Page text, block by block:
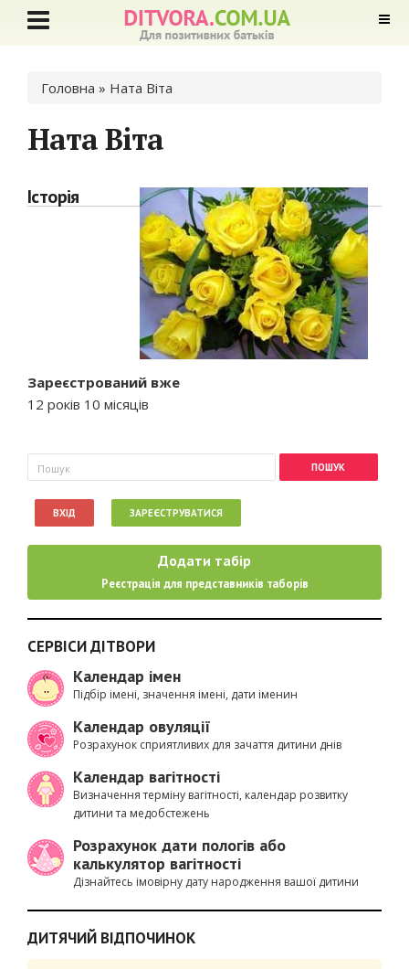
Ви є тут
Головна » Ната Віта
Ната Віта
Історія
Зареєстрований вже
12 років 10 місяців
Пошукова форма
Пошук
ВХІД ЗАРЕЄСТРУВАТИСЯ
Додати табір
Реєстрація для представників таборів
СЕРВІСИ ДІТВОРИ
Календар імен
Підбір імені, значення імені, дати іменин
Календар овуляції
Розрахунок сприятливих для зачаття дитини днів
Календар вагітності
Визначення терміну вагітності, календар розвитку
дитини та медобстежень
Розрахунок дати пологів або
калькулятор вагітності
Дізнайтесь імовірну дату народження вашої дитини
ДИТЯЧИЙ ВІДПОЧИНОК